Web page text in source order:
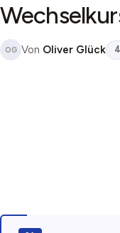
OG Von Oliver Glück